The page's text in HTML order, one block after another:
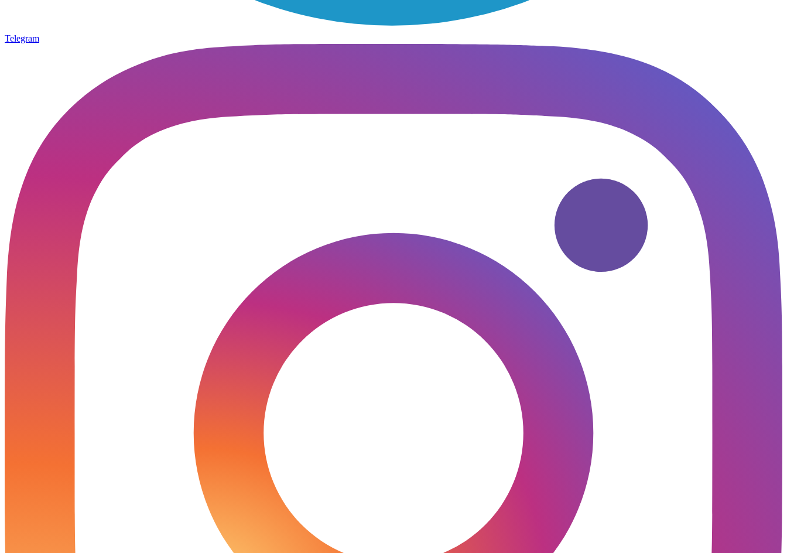
Telegram